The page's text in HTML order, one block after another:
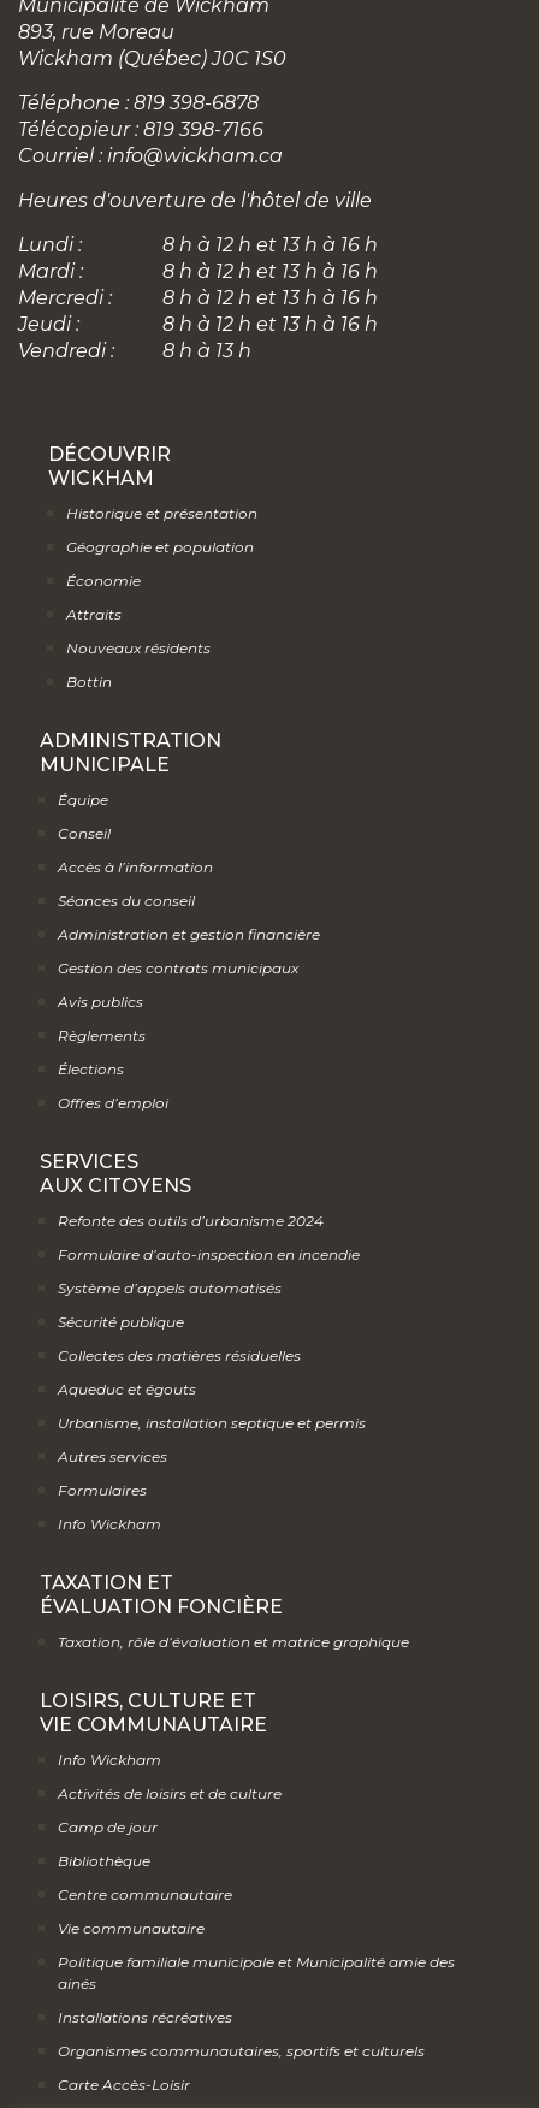
Municipalité de Wickham
893, rue Moreau
Wickham (Québec) J0C 1S0
Téléphone : 819 398-6878
Télécopieur : 819 398-7166
Courriel : info@wickham.ca
Heures d'ouverture de l'hôtel de ville
Lundi :
8 h à 12 h et 13 h à 16 h
Mardi :
8 h à 12 h et 13 h à 16 h
Mercredi :
8 h à 12 h et 13 h à 16 h
Jeudi :
8 h à 12 h et 13 h à 16 h
Vendredi :
8 h à 13 h
DÉCOUVRIR
WICKHAM
Historique et présentation
Géographie et population
Économie
Attraits
Nouveaux résidents
Bottin
ADMINISTRATION
MUNICIPALE
Équipe
Conseil
Accès à l’information
Séances du conseil
Administration et gestion financière
Gestion des contrats municipaux
Avis publics
Règlements
Élections
Offres d’emploi
SERVICES
AUX CITOYENS
Refonte des outils d’urbanisme 2024
Formulaire d’auto-inspection en incendie
Système d’appels automatisés
Sécurité publique
Collectes des matières résiduelles
Aqueduc et égouts
Urbanisme, installation septique et permis
Autres services
Formulaires
Info Wickham
TAXATION ET
ÉVALUATION FONCIÈRE
Taxation, rôle d’évaluation et matrice graphique
LOISIRS, CULTURE ET
VIE COMMUNAUTAIRE
Info Wickham
Activités de loisirs et de culture
Camp de jour
Bibliothèque
Centre communautaire
Vie communautaire
Politique familiale municipale et Municipalité amie des
ainés
Installations récréatives
Organismes communautaires, sportifs et culturels
Carte Accès-Loisir